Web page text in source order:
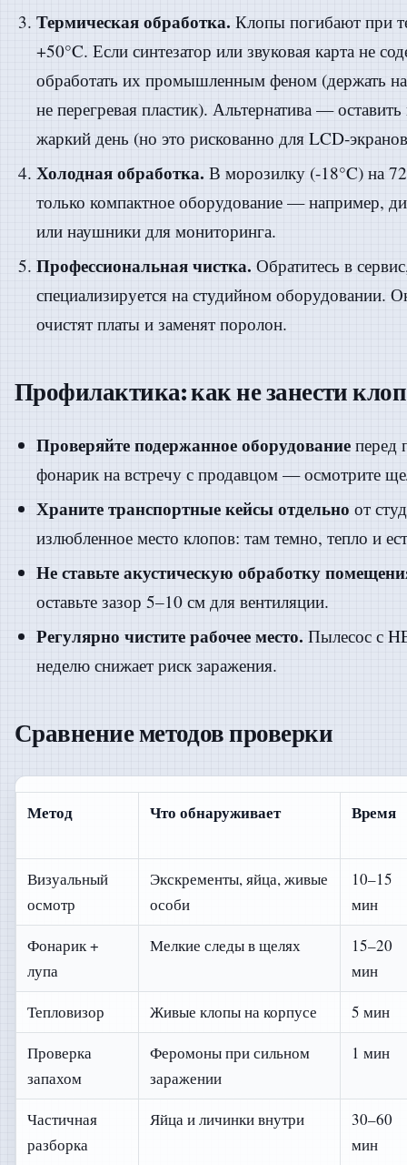
Термическая обработка. Клопы погибают при
+50°C. Если синтезатор или звуковая карта не
обработать их промышленным феном (держать
не перегревая пластик). Альтернатива —
жаркий день (но это рискованно для LCD-
Холодная обработка. В морозилку (-18°C) на
только компактное оборудование — например,
или наушники для мониторинга.
Профессиональная чистка. Обратитесь в
специализируется на студийном оборудовании.
очистят платы и заменят поролон.
Профилактика: как не занести
Проверяйте подержанное оборудование перед
фонарик на встречу с продавцом — осмотрите
Храните транспортные кейсы отдельно от
излюбленное место клопов: там темно, тепло и
Не ставьте акустическую обработку
оставьте зазор 5–10 см для вентиляции.
Регулярно чистите рабочее место. Пылесос с
неделю снижает риск заражения.
Сравнение методов проверки
Метод Что обнаруживает Время
Визуальный
осмотр
Экскременты, яйца, живые
особи
10–15
мин
Фонарик +
лупа
Мелкие следы в щелях
15–20
мин
Тепловизор
Живые клопы на корпусе
5 мин
Проверка
запахом
Феромоны при сильном
заражении
1 мин
Частичная
разборка
Яйца и личинки внутри
30–60
мин